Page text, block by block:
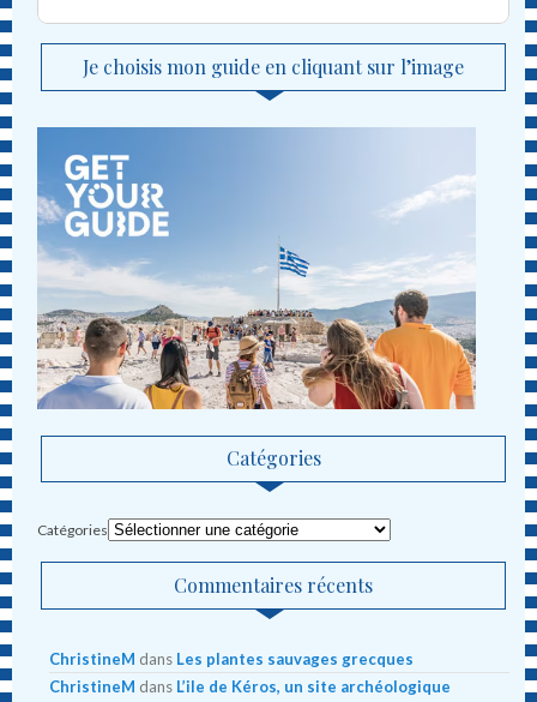
Je choisis mon guide en cliquant sur l’image
Catégories
Catégories
Commentaires récents
ChristineM dans Les plantes sauvages grecques
ChristineM dans L’ile de Kéros, un site archéologique